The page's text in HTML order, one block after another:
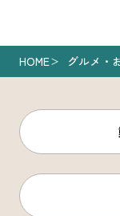
HOME グルメ・